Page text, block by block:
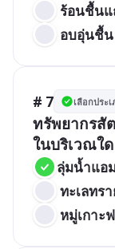
ร้อนชื้น
อบอุ่นชื้น
# 7 เลือกประ
ทรัพยากรสั
ในบริเวณใด
ลุ่มน้ำแอ
ทะเลทร
หมู่เกาะ